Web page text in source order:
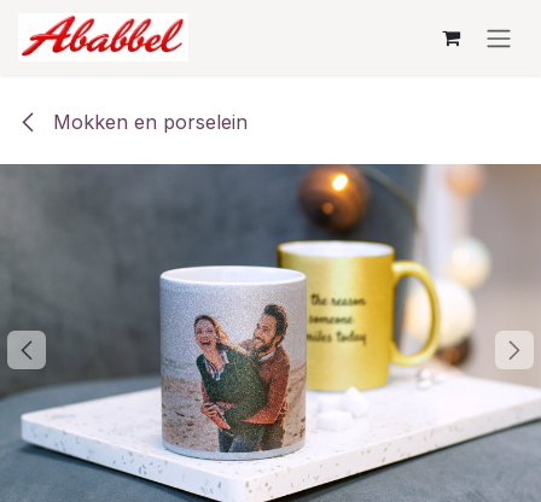
Overslaan naar inhoud
Mokken en porselein